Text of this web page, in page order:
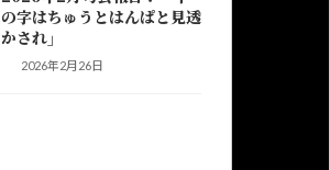
の字はちゅうとはんぱと見透
かされ」
2026年2月26日